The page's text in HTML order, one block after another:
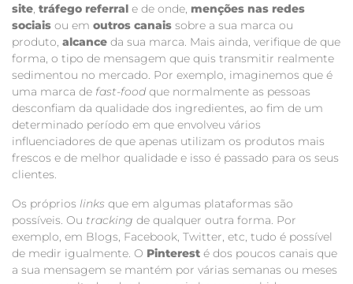
site, tráfego referral e de onde, menções nas redes
sociais ou em outros canais sobre a sua marca ou
produto, alcance da sua marca. Mais ainda, verifique de que
forma, o tipo de mensagem que quis transmitir realmente
sedimentou no mercado. Por exemplo, imaginemos que é
uma marca de fast-food que normalmente as pessoas
desconfiam da qualidade dos ingredientes, ao fim de um
determinado período em que envolveu vários
influenciadores de que apenas utilizam os produtos mais
frescos e de melhor qualidade e isso é passado para os seus
clientes.
Os próprios links que em algumas plataformas são
possíveis. Ou tracking de qualquer outra forma. Por
exemplo, em Blogs, Facebook, Twitter, etc, tudo é possível
de medir igualmente. O Pinterest é dos poucos canais que
a sua mensagem se mantém por várias semanas ou meses